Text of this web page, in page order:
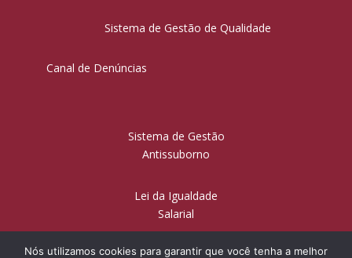
Sistema de Gestão de Qualidade
Canal de Denúncias
Sistema de Gestão
Antissuborno
Lei da Igualdade
Salarial
Nós utilizamos cookies para garantir que você tenha a melhor